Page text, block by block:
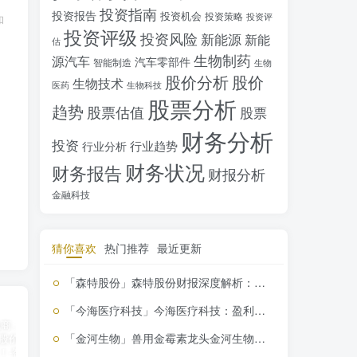
投资报告 投资指南 投资机会 投资策略 投资评
估 投资评级 投资风险 新能源 新能
源汽车 智能制造 汽车零部件 生物制药 生物
医药 生物技术 生物科技 股价分析 股价
趋势 股票估值 股票分析 股票
投资 行业分析 行业趋势 财务分析
财务报告 财务状况财报分析
金融科技
猜你喜欢 热门推荐 最近更新
「森特股份」森特股份财报深度解析：环保建筑一体化能否逆转业绩
「今海医疗科技」今海医疗科技：盈利波动下的投资价值探秘
「金河生物」兽用金霉素龙头金河生物，技术创新驱动发展，投资价